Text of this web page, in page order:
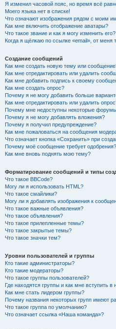
Я изменил часовой пояс, но время всё
Моего языка нет в списке!
Что означают изображения рядом с моим
Как мне включить отображение аватары?
Что такое звание и как я могу изменить его?
Когда я щёлкаю по ссылке «email», от меня
Создание сообщений
Как мне создать новую тему или
Как мне отредактировать или удалить
Как мне добавить подпись к своему
Как мне создать опрос?
Почему я не могу добавить больше
Как мне отредактировать или удалить
Почему мне недоступны некоторые
Почему я не могу добавлять вложения?
Почему я получил предупреждение?
Как мне пожаловаться на сообщения
Что означает кнопка «Сохранить» при
Почему моё сообщение требует одобрения?
Как мне вновь поднять мою тему?
Форматирование сообщений и типы
Что такое BBCode?
Могу ли я использовать HTML?
Что такое смайлики?
Могу ли я добавлять изображения к
Что такое важные объявления?
Что такое объявления?
Что такое прилепленные темы?
Что такое закрытые темы?
Что такое значки тем?
Уровни пользователей и группы
Кто такие администраторы?
Кто такие модераторы?
Что такое группы пользователей?
Где находятся группы и как мне вступить в
Как мне стать лидером группы?
Почему названия некоторых групп имеют
Что такое группа по умолчанию?
Что означает ссылка «Наша команда»?